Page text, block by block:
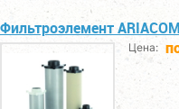
Фильтроэлемент
Цена: